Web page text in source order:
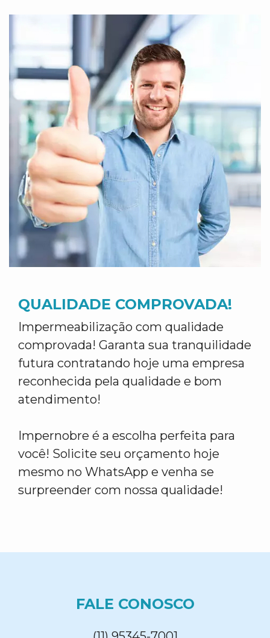
QUALIDADE COMPROVADA!
Impermeabilização com qualidade
comprovada! Garanta sua tranquilidade
futura contratando hoje uma empresa
reconhecida pela qualidade e bom
atendimento!
Impernobre é a escolha perfeita para
você! Solicite seu orçamento hoje
mesmo no WhatsApp e venha se
surpreender com nossa qualidade!
FALE CONOSCO